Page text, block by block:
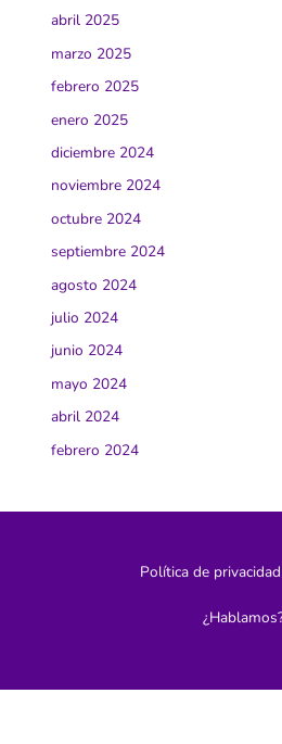
abril 2025
marzo 2025
febrero 2025
enero 2025
diciembre 2024
noviembre 2024
octubre 2024
septiembre 2024
agosto 2024
julio 2024
junio 2024
mayo 2024
abril 2024
febrero 2024
Política de